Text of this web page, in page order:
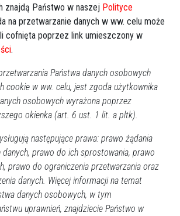
znajdą Państwo w naszej Polityce
na przetwarzanie danych w ww. celu może
cofnięta poprzez link umieszczony w
.
Państwa danych osobowych
cookie w ww. celu, jest zgoda użytkownika
osobowych wyrażona poprzez
okienka (art. 6 ust. 1 lit. a pltk).
następujące prawa: prawo żądania
prawo do ich sprostowania, prawo
prawo do ograniczenia przetwarzania oraz
danych. Więcej informacji na temat
danych osobowych, w tym
uprawnień, znajdziecie Państwo w